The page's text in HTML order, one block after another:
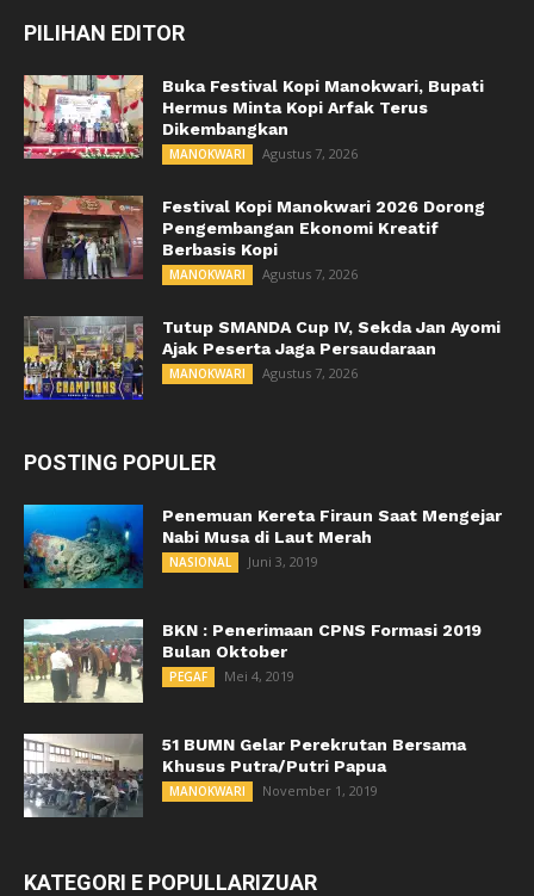
PILIHAN EDITOR
Buka Festival Kopi Manokwari, Bupati
Hermus Minta Kopi Arfak Terus
Dikembangkan
MANOKWARI Agustus 7, 2026
Festival Kopi Manokwari 2026 Dorong
Pengembangan Ekonomi Kreatif
Berbasis Kopi
MANOKWARI Agustus 7, 2026
Tutup SMANDA Cup IV, Sekda Jan Ayomi
Ajak Peserta Jaga Persaudaraan
MANOKWARI Agustus 7, 2026
POSTING POPULER
Penemuan Kereta Firaun Saat Mengejar
Nabi Musa di Laut Merah
NASIONAL Juni 3, 2019
BKN : Penerimaan CPNS Formasi 2019
Bulan Oktober
PEGAF Mei 4, 2019
51 BUMN Gelar Perekrutan Bersama
Khusus Putra/Putri Papua
MANOKWARI November 1, 2019
KATEGORI E POPULLARIZUAR